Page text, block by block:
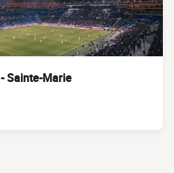
Sainte-Marie